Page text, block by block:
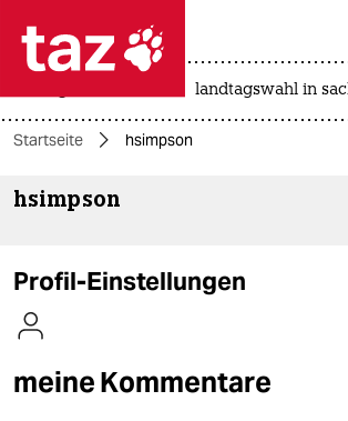
 taz zahl ich
themen
kultur
landtagswahl in
Startseite hsimpson
hsimpson
Profil-Einstellungen
meine Kommentare